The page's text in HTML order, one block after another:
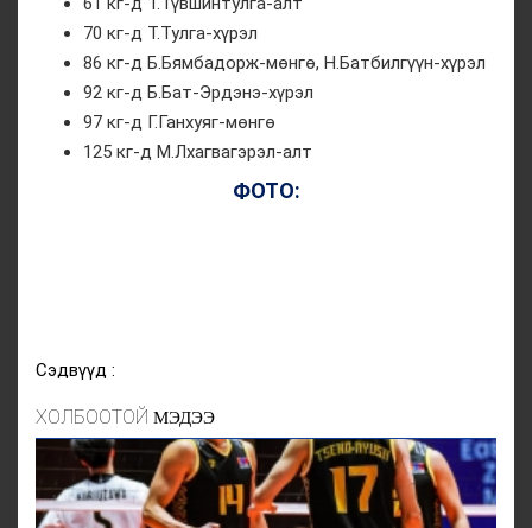
70 кг-д Т.Тулга-хүрэл
86 кг-д Б.Бямбадорж-мөнгө, Н.Батбилгүүн-хүрэл
92 кг-д Б.Бат-Эрдэнэ-хүрэл
97 кг-д Г.Ганхуяг-мөнгө
125 кг-д М.Лхагвагэрэл-алт
ФОТО:
Сэдвүүд :
ХОЛБООТОЙ МЭДЭЭ